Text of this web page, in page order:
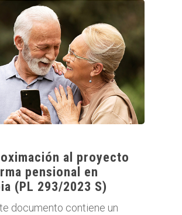
al proyecto
pensional en
(PL 293/2023 S)
documento contiene un